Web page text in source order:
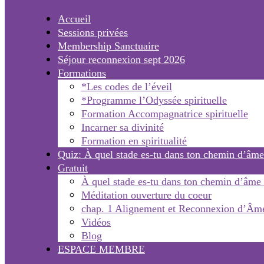
Accueil
Sessions privées
Membership Sanctuaire
Séjour reconnexion sept 2026
Formations
*Les codes de l’éveil
*Programme l’Odyssée spirituelle
Formation Accompagnatrice spirituelle
Incarner sa divinité
Formation en spiritualité
Quiz: À quel stade es-tu dans ton chemin
Gratuit
À quel stade es-tu dans ton chemin d’âme
Méditation ouverture du coeur
chap. 1 Alignement et Reconnexion
Vidéos
Blog
ESPACE MEMBRE